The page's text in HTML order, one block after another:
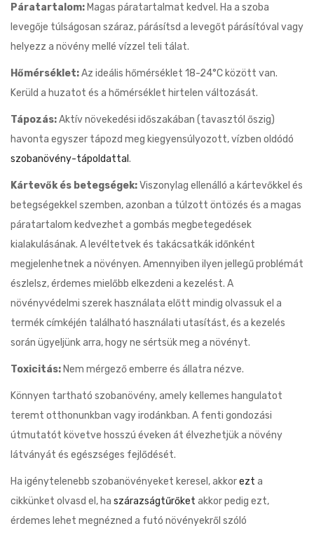
Páratartalom: Magas páratartalmat kedvel. Ha a szoba
levegője túlságosan száraz, párásítsd a levegőt párásítóval vagy
helyezz a növény mellé vízzel teli tálat.
Hőmérséklet:Az ideális hőmérséklet 18-24°C között van.
Kerüld a huzatot és a hőmérséklet hirtelen változását.
Tápozás:Aktív növekedési időszakában (tavasztól őszig)
havonta egyszer tápozd meg kiegyensúlyozott, vízben oldódó
szobanövény-tápoldattal .
Kártevők és betegségek:Viszonylag ellenálló a kártevőkkel és
betegségekkel szemben, azonban a túlzott öntözés és a magas
páratartalom kedvezhet a gombás megbetegedések
kialakulásának. A levéltetvek és takácsatkák időnként
megjelenhetnek a növényen. Amennyiben ilyen jellegű problémát
észlelsz, érdemes mielőbb elkezdeni a kezelést. A
növényvédelmi szerek használata előtt mindig olvassuk el a
termék címkéjén található használati utasítást, és a kezelés
során ügyeljünk arra, hogy ne sértsük meg a növényt.
Toxicitás: Nem mérgező emberre és állatra nézve.
Könnyen tartható szobanövény, amely kellemes hangulatot
teremt otthonunkban vagy irodánkban. A fenti gondozási
útmutatót követve hosszú éveken át élvezhetjük a növény
látványát és egészséges fejlődését.
Ha igénytelenebb szobanövényeket keresel, akkorezt a
cikkünket olvasd el, ha szárazságtűrőket akkor pedig ezt,
érdemes lehet megnézned a futó növényekről szóló